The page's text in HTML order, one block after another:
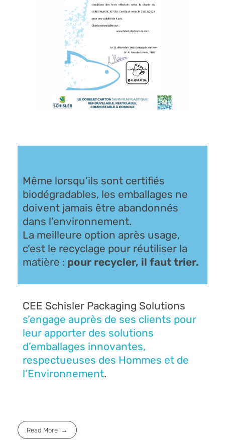
Même lorsqu’ils sont certifiés
biodégradables, les emballages ne
doivent jamais être abandonnés
dans l’environnement.
La meilleure option après usage,
c’est le recyclage pour réutiliser la
matière : pour recycler, il faut trier.
CEE Schisler Packaging Solutions
s’engage auprès de ses clients pour
leur apporter des solutions
d’emballages innovantes,
respectueuses des Hommes et de
l’Environnement.
Read More